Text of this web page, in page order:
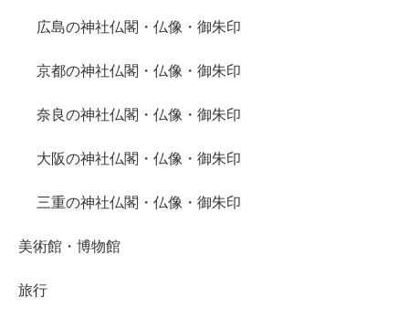
広島の神社仏閣・仏像・御朱印
京都の神社仏閣・仏像・御朱印
奈良の神社仏閣・仏像・御朱印
大阪の神社仏閣・仏像・御朱印
三重の神社仏閣・仏像・御朱印
美術館・博物館
旅行